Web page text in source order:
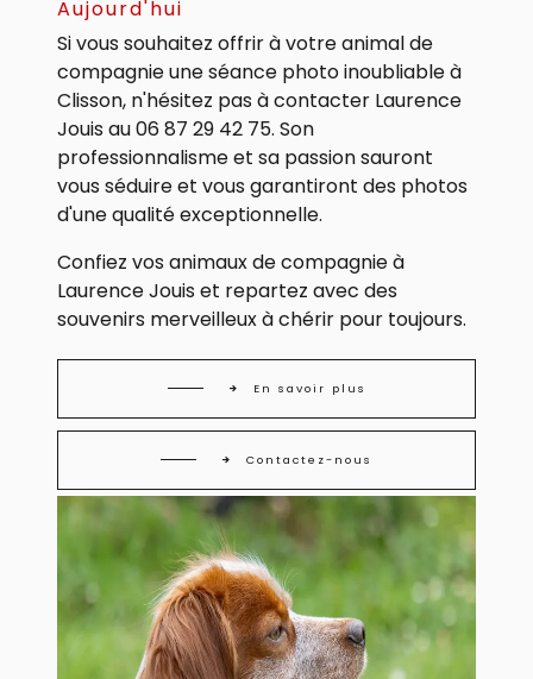
Aujourd'hui
Si vous souhaitez offrir à votre animal de
compagnie une séance photo inoubliable à
Clisson, n'hésitez pas à contacter Laurence
Jouis au 06 87 29 42 75. Son
professionnalisme et sa passion sauront
vous séduire et vous garantiront des photos
d'une qualité exceptionnelle.
Confiez vos animaux de compagnie à
Laurence Jouis et repartez avec des
souvenirs merveilleux à chérir pour toujours.
En savoir plus
Contactez-nous